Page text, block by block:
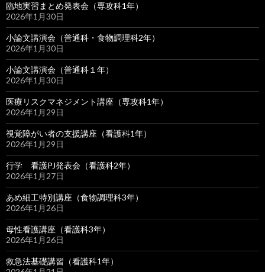
臨地実習まとめ発表会（専攻科1年）
2026年1月30日
小論文講演会（普通科・食物調理科2年）
2026年1月30日
小論文講演会（普通科１年）
2026年1月30日
医療リスクマネジメント講座（専攻科1年）
2026年1月29日
視覚障がい者の支援講座（看護科1年）
2026年1月29日
行学 看護PJ発表会（看護科2年）
2026年1月27日
あめ細工特別講座（食物調理科3年）
2026年1月26日
母性看護講座（看護科3年）
2026年1月26日
救急法基礎講習（看護科1年）